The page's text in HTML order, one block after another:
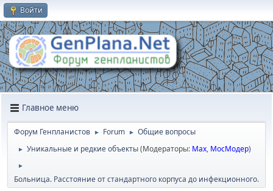
Войти
Главное меню
Форум Генпланистов ► Forum ► Общие вопросы
► Уникальные и редкие объекты(Модераторы: Max, МосМодер)
►
Больница. Расстояние от стандартного корпуса до инфекционного.